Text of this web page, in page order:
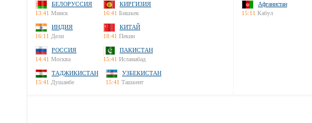
БЕЛОРУССИЯ
13:41 Минск
КИРГИЗИЯ
16:41 Бишкек
ИНДИЯ
16:11 Дели
КИТАЙ
18:41 Пекин
РОССИЯ
14:41 Москва
ПАКИСТАН
15:41 Исламабад
ТАДЖИКИСТАН
15:41 Душанбе
УЗБЕКИСТАН
15:41 Ташкент
Афганистан
15:11 Кабул